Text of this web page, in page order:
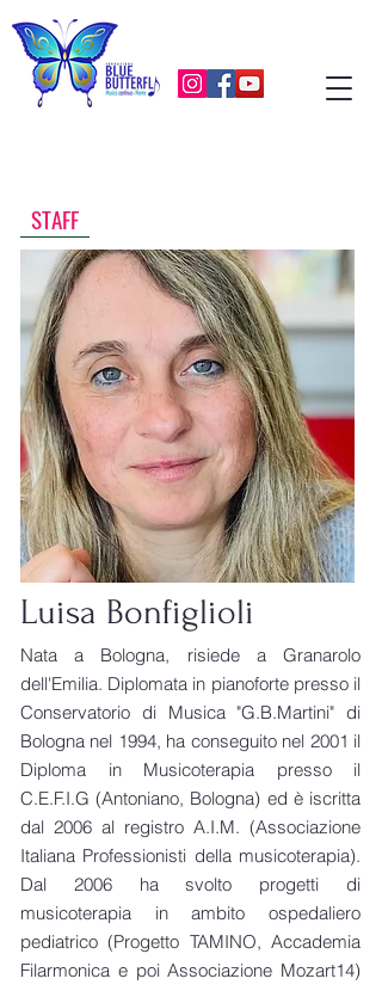
STAFF
Luisa Bonfiglioli
Nata a Bologna, risiede a Granarolo
dell'Emilia. Diplomata in pianoforte presso il
Conservatorio di Musica "G.B.Martini" di
Bologna nel 1994, ha conseguito nel 2001 il
Diploma in Musicoterapia presso il
C.E.F.I.G (Antoniano, Bologna) ed è iscritta
dal 2006 al registro A.I.M. (Associazione
Italiana Professionisti della musicoterapia).
Dal 2006 ha svolto progetti di
musicoterapia in ambito ospedaliero
pediatrico (Progetto TAMINO, Accademia
Filarmonica e poi Associazione Mozart14)